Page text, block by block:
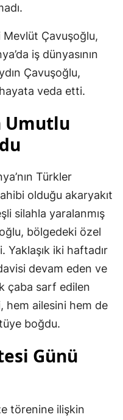
Çavuşoğlu,
iş dünyasının
Çavuşoğlu,
veda etti.
Umutlu
Türkler
olduğu akaryakıt
silahla yaralanmış
bölgedeki özel
iki haftadır
devam eden ve
çaba sarf edilen
hem ailesini hem de
boğdu.
Günü
törenine ilişkin